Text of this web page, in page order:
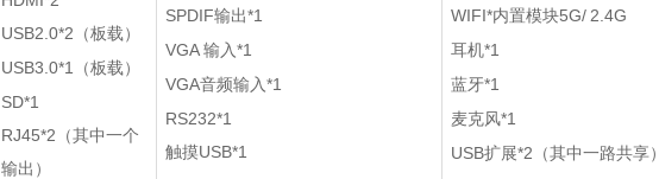
USB2.0*2 （板载）
USB3.0*1 （板载）
SD*1
RJ45*2 （其中一个
输出）
SPDIF输出*1
VGA 输入*1
VGA音频输入*1
RS232*1
触摸USB*1
WIFI*内置模块5G/ 2.4G
耳机*1
蓝牙*1
麦克风*1
USB扩展*2 （其中一路共享）